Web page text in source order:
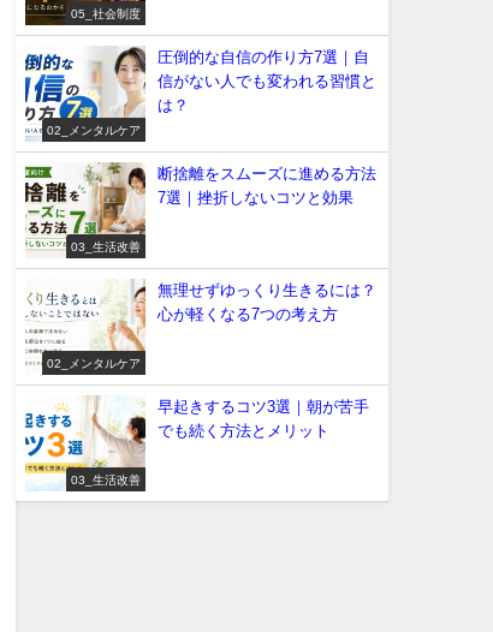
05_社会制度
02_メンタルケア
圧倒的な自信の作り方7選｜自
信がない人でも変われる習慣と
は？
03_生活改善
断捨離をスムーズに進める方法
7選｜挫折しないコツと効果
02_メンタルケア
無理せずゆっくり生きるには？
心が軽くなる7つの考え方
03_生活改善
早起きするコツ3選｜朝が苦手
でも続く方法とメリット